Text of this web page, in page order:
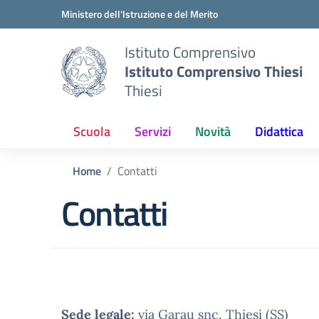
Vai ai contenuti
Vai al menu di navigazioneMinistero dell'Istruzione e del Merito
Istituto Comprensivo
Istituto Comprensivo Thiesi
Thiesi
Scuola Servizi Novità Didattica
Home Contatti
Contatti
Sede legale: via Garau snc, Thiesi (SS)